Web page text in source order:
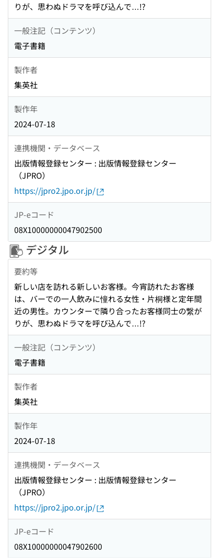
りが、思わぬドラマを呼び込んで…!?
一般注記（コンテンツ）
電子書籍
製作者
集英社
製作年
2024-07-18
連携機関・データベース
出版情報登録センター : 出版情報登録センター
（JPRO）
https://jpro2.jpo.or.jp/
JP-eコード
08X10000000047902500
デジタル
要約等
新しい店を訪れる新しいお客様。今宵訪れたお客様
は、バーでの一人飲みに憧れる女性・片桐様と定年間
近の男性。カウンターで隣り合ったお客様同士の繋が
りが、思わぬドラマを呼び込んで…!?
一般注記（コンテンツ）
電子書籍
製作者
集英社
製作年
2024-07-18
連携機関・データベース
出版情報登録センター : 出版情報登録センター
（JPRO）
https://jpro2.jpo.or.jp/
JP-eコード
08X10000000047902600